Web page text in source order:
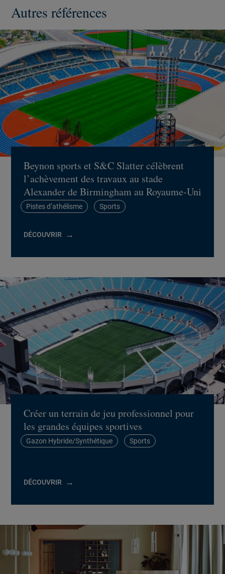
Autres références
Beynon sports et S&C Slatter célèbrent
l’achèvement des travaux au stade
Alexander de Birmingham au Royaume-Uni
Pistes d’athélisme Sports
DÉCOUVRIR
Créer un terrain de jeu professionnel pour
les grandes équipes sportives
Gazon Hybride/Synthétique Sports
DÉCOUVRIR